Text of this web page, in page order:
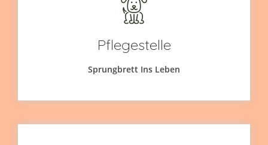
Pflegestelle
Sprungbrett Ins Leben